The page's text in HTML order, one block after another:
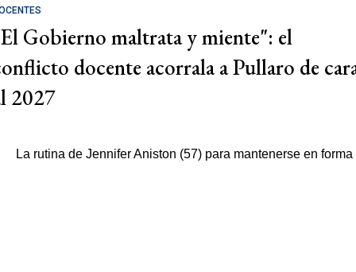
Gobierno maltrata y miente": el
docente acorrala a Pullaro de
2027